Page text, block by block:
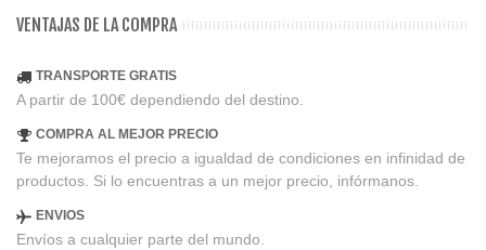
VENTAJAS DE LA COMPRA
TRANSPORTE GRATIS
A partir de 100€ dependiendo del destino.
COMPRA AL MEJOR PRECIO
Te mejoramos el precio a igualdad de condiciones en infinidad de
productos. Si lo encuentras a un mejor precio, infórmanos.
ENVIOS
Envíos a cualquier parte del mundo.